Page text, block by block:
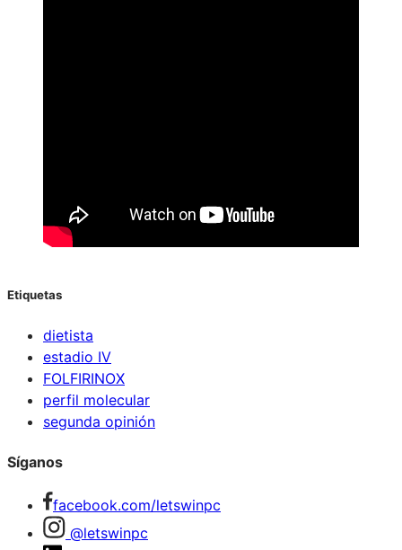
Etiquetas
dietista
estadio IV
FOLFIRINOX
perfil molecular
segunda opinión
Síganos
facebook.com/letswinpc
@letswinpc